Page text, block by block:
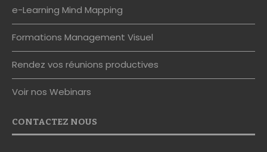
e-Learning Mind Mapping
Formations Management Visuel
Rendez vos réunions productives
Voir nos Webinars
CONTACTEZ NOUS